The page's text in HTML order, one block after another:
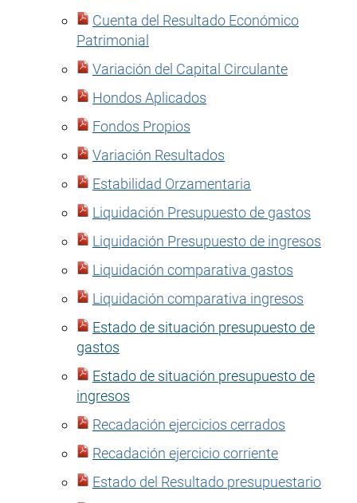
Cuenta del Resultado Económico
Patrimonial
Variación del Capital Circulante
Hondos Aplicados
Fondos Propios
Variación Resultados
Estabilidad Orzamentaria
Liquidación Presupuesto de gastos
Liquidación Presupuesto de ingresos
Liquidación comparativa gastos
Liquidación comparativa ingresos
Estado de situación presupuesto de
gastos
Estado de situación presupuesto de
ingresos
Recadación ejercicios cerrados
Recadación ejercicio corriente
Estado del Resultado presupuestario